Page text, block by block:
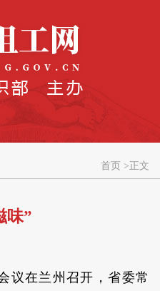
首页 > 正文
味”
议在兰州召开，省委常